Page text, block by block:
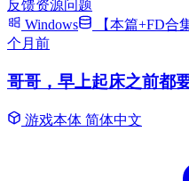
反馈资源问题
Windows
【本篇+FD合
个月前
哥哥，早上起床之前都
游戏本体 简体中文